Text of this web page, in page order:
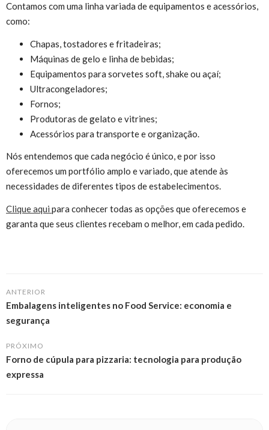
Contamos com uma linha variada de equipamentos e acessórios,
como:
Chapas, tostadores e fritadeiras;
Máquinas de gelo e linha de bebidas;
Equipamentos para sorvetes soft, shake ou açaí;
Ultracongeladores;
Fornos;
Produtoras de gelato e vitrines;
Acessórios para transporte e organização.
Nós entendemos que cada negócio é único, e por isso
oferecemos um portfólio amplo e variado, que atende às
necessidades de diferentes tipos de estabelecimentos.
Clique aqui para conhecer todas as opções que oferecemos e
garanta que seus clientes recebam o melhor, em cada pedido.
ANTERIOR
Embalagens inteligentes no Food Service: economia e
segurança
PRÓXIMO
Forno de cúpula para pizzaria: tecnologia para produção
expressa